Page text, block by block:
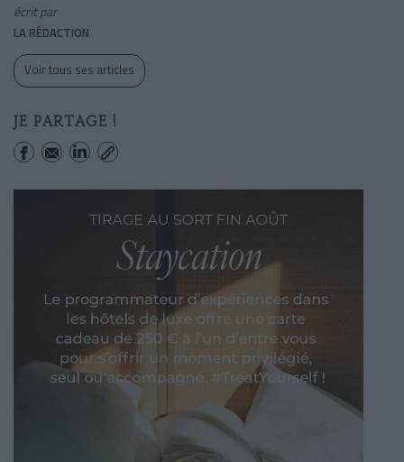
écrit par
LA RÉDACTION
Voir tous ses articles
JE PARTAGE !